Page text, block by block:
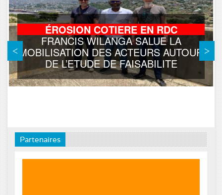
ÉROSION COTIERE EN RDC
FRANCIS WILANGA SALUE LA
MOBILISATION DES ACTEURS AUTOUR
DE L’ETUDE DE FAISABILITE
Partenaires